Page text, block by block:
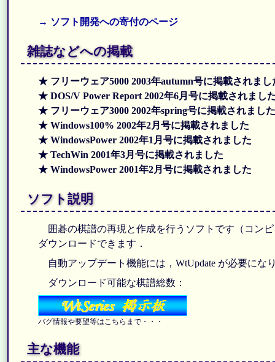
→ ソフト開発への寄付のページ
雑誌などへの掲載
★ フリーウェア5000 2003年autumn号に掲載されまし
★ DOS/V Power Report 2002年6月号に掲載されまし
★ フリーウェア3000 2002年spring号に掲載されました
★ Windows100% 2002年2月号に掲載されました
★ WindowsPower 2002年1月号に掲載されました
★ TechWin 2001年3月号に掲載されました
★ WindowsPower 2001年2月号に掲載されました
ソフト説明
囲碁の棋譜の再現と作成を行うソフトです（コン
ダウンロードできます．
自動アップデート機能には，WtUpdate が必要にな
ダウンロード可能な棋譜総数：
バグ情報や要望等はこちらまで・・・
主な機能